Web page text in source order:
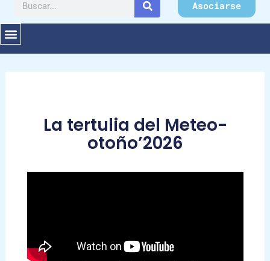
Asociarse
La tertulia del Meteo-
otoño’2026